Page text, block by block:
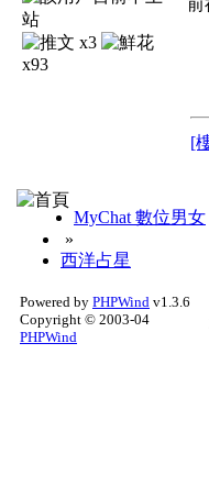
x3
x93
前
[
MyChat 數位男女
»
西洋占星
Powered by PHPWind v1.3.6
Copyright © 2003-04
PHPWind